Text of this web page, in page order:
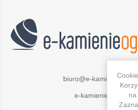
biuro@e-
e-